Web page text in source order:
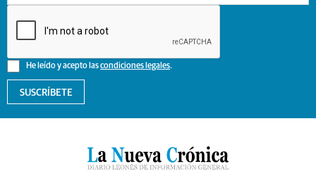
He leído y acepto lascondiciones legales.
SUSCRÍBETE